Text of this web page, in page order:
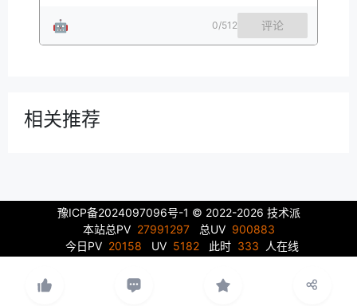
🤖 0/512 评论
相关推荐
豫ICP备2024097096号-1 © 2022-2026 技术派
本站总PV 27991297总UV 900883
今日PV 20158 UV 5182此时 333 人在线